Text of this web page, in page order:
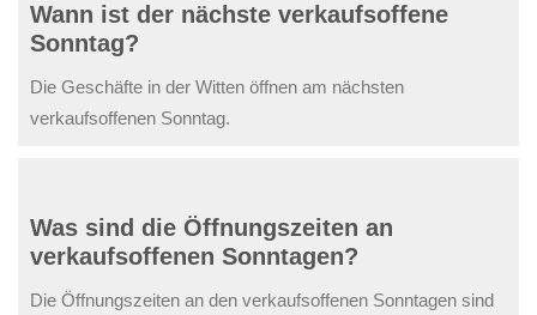
Wann ist der nächste verkaufsoffene
Sonntag?
Die Geschäfte in der Witten öffnen am nächsten
verkaufsoffenen Sonntag.
Was sind die Öffnungszeiten an
verkaufsoffenen Sonntagen?
Die Öffnungszeiten an den verkaufsoffenen Sonntagen sind